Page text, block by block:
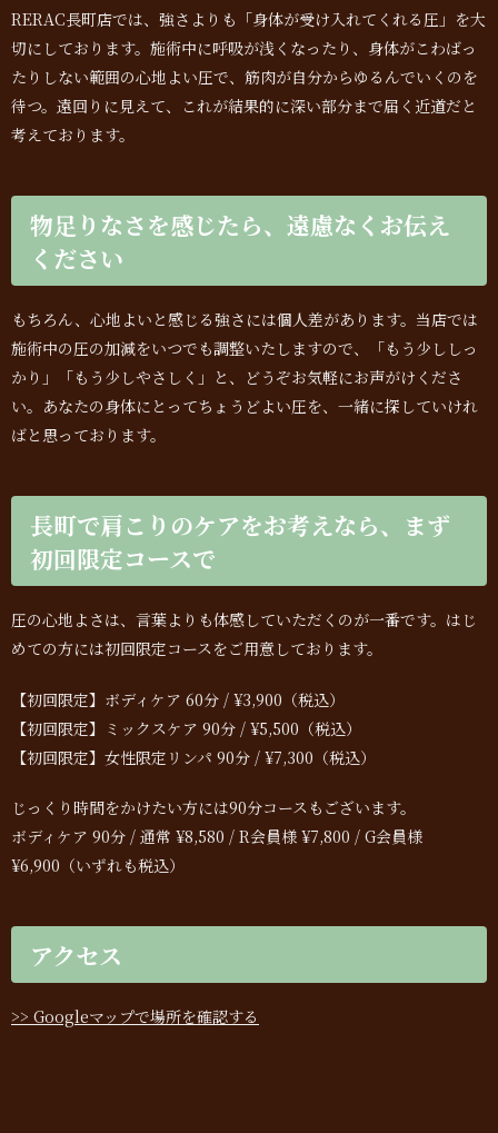
RERAC長町店では、強さよりも「身体が受け入れてくれる圧」を大
切にしております。施術中に呼吸が浅くなったり、身体がこわばっ
たりしない範囲の心地よい圧で、筋肉が自分からゆるんでいくのを
待つ。遠回りに見えて、これが結果的に深い部分まで届く近道だと
考えております。
物足りなさを感じたら、遠慮なくお伝え
ください
もちろん、心地よいと感じる強さには個人差があります。当店では
施術中の圧の加減をいつでも調整いたしますので、「もう少ししっ
かり」「もう少しやさしく」と、どうぞお気軽にお声がけくださ
い。あなたの身体にとってちょうどよい圧を、一緒に探していけれ
ばと思っております。
長町で肩こりのケアをお考えなら、まず
初回限定コースで
圧の心地よさは、言葉よりも体感していただくのが一番です。はじ
めての方には初回限定コースをご用意しております。
【初回限定】ボディケア 60分 / ¥3,900（税込）
【初回限定】ミックスケア 90分 / ¥5,500（税込）
【初回限定】女性限定リンパ 90分 / ¥7,300（税込）
じっくり時間をかけたい方には90分コースもございます。
ボディケア 90分 / 通常 ¥8,580 / R会員様 ¥7,800 / G会員様
¥6,900（いずれも税込）
アクセス
>> Googleマップで場所を確認する